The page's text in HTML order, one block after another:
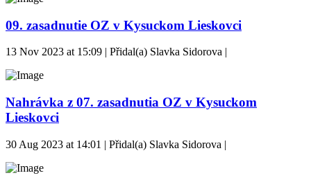
09. zasadnutie OZ v Kysuckom Lieskovci
13 Nov 2023 at 15:09 | Přidal(a) Slavka Sidorova |
Nahrávka z 07. zasadnutia OZ v Kysuckom
Lieskovci
30 Aug 2023 at 14:01 | Přidal(a) Slavka Sidorova |